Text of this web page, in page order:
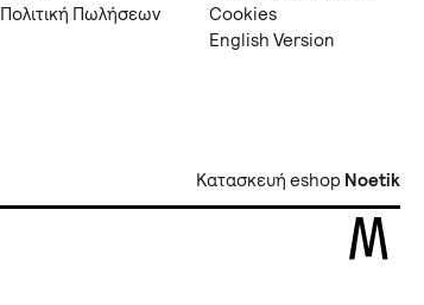
Πολιτική Πωλήσεων
Cookies
English Version
Κατασκευή eshop Noetik